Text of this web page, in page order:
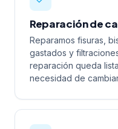
Reparación de
Reparamos fisuras,
gastados y
reparación queda
necesidad de